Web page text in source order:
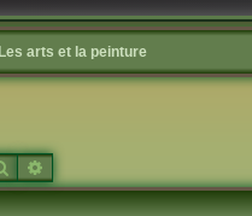
Les arts et la peinture
Rechercher